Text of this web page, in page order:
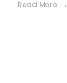
Read More